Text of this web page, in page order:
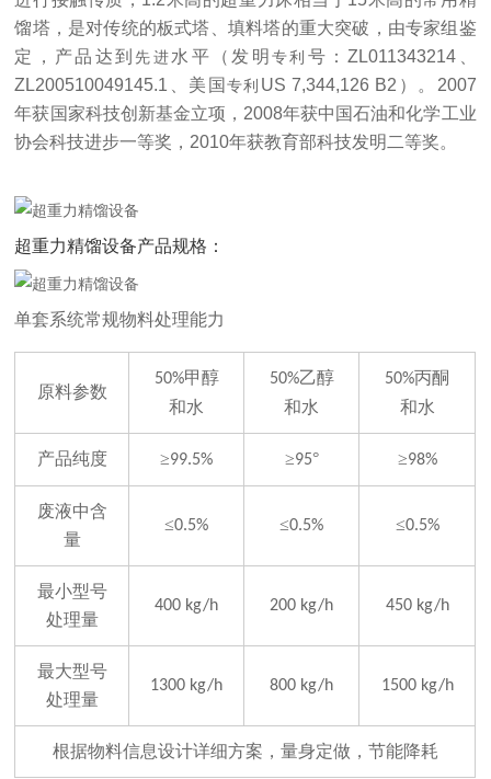
馏塔，是对传统的板式塔、填料塔的重大突破，由专家组鉴
定，产品达到 先进水平（发明 专利 号：ZL011343214、
ZL200510049145.1、美国 专利 US 7,344,126 B2）。2007
年获国家科技创新基金立项，2008年获中国石油和化学工业
协会科技进步一等奖，2010年获教育部科技发明二等奖。
超重力精馏设备产品规格：
单套系统常规物料处理能力
原料参数
50%甲醇
和水
50%乙醇
和水
50%丙酮
和水
产品纯度 ≥99.5% ≥95° ≥98%
废液中含
量
≤0.5% ≤0.5% ≤0.5%
最小型号
处理量
400 kg/h 200 kg/h 450 kg/h
最大型号
处理量
1300 kg/h 800 kg/h 1500 kg/h
根据物料信息设计详细方案，量身定做，节能降耗